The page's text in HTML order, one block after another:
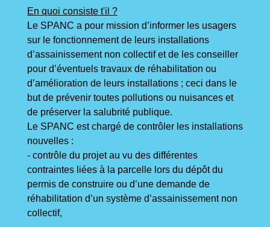
En quoi consiste t'il ?
Le SPANC a pour mission d’informer les usagers
sur le fonctionnement de leurs installations
d’assainissement non collectif et de les conseiller
pour d’éventuels travaux de réhabilitation ou
d’amélioration de leurs installations ; ceci dans le
but de prévenir toutes pollutions ou nuisances et
de préserver la salubrité publique.
Le SPANC est chargé de contrôler les installations
nouvelles :
- contrôle du projet au vu des différentes
contraintes liées à la parcelle lors du dépôt du
permis de construire ou d’une demande de
réhabilitation d’un système d’assainissement non
collectif,